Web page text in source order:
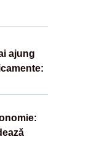
ajung